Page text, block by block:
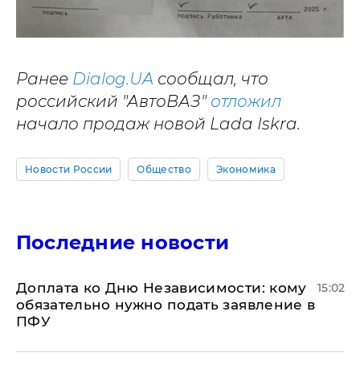
Ранее Dialog.UA сообщал, что
российский "АвтоВАЗ" отложил
начало продаж новой Lada Iskra.
Новости России Общество Экономика
Последние новости
Доплата ко Дню Независимости: кому
обязательно нужно подать заявление в
ПФУ
15:02